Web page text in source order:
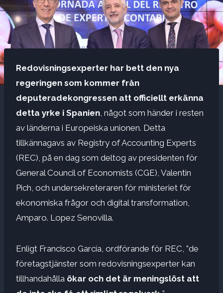
Redovisningsexperter har bett den nya
regeringen som kommer från
deputeradekongressen att officiellt erkänna
detta yrke i Spanien , något som händer i resten
av länderna i Europeiska unionen. Detta
tillkännagavs av Registry of Accounting Experts
(REC), på en dag som deltog av presidenten för
General Council of Economists (CGE), Valentin
Pich, och undersekreteraren för ministeriet för
ekonomiska frågor och digital transformation,
Amparo. Lopez Senovilla.
Enligt Francisco García, ordförande för REC, ”de
företagstjänster som redovisningsexperter kan
tillhandahålla ökar och det är meningslöst att